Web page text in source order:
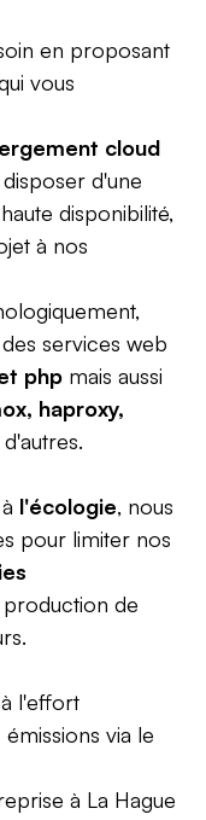
en proposant
vous
cloud
d'une
disponibilité,
à nos
services web
php mais aussi
haproxy,
l'écologie, nous
pour limiter nos
production de
l'effort
via le
à La Hague